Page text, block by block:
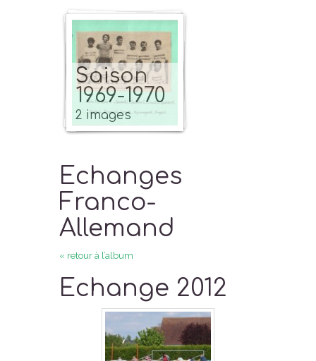
Saison
1969-1970
2 images
Echanges
Franco-
Allemand
« retour à l’album
Echange 2012